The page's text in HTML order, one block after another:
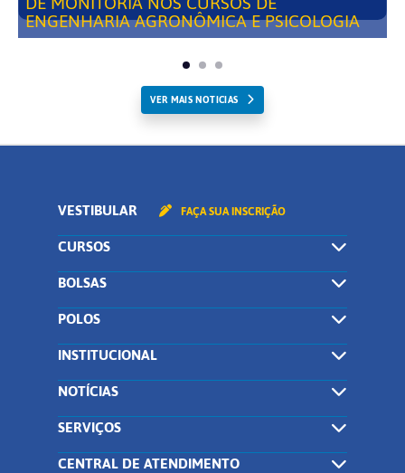
ENGENHARIA AGRONÔMICA E PSICOLOGIA
VER MAIS NOTICIAS
VESTIBULAR FAÇA SUA INSCRIÇÃO
CURSOS
BOLSAS
POLOS
INSTITUCIONAL
NOTÍCIAS
SERVIÇOS
CENTRAL DE ATENDIMENTO